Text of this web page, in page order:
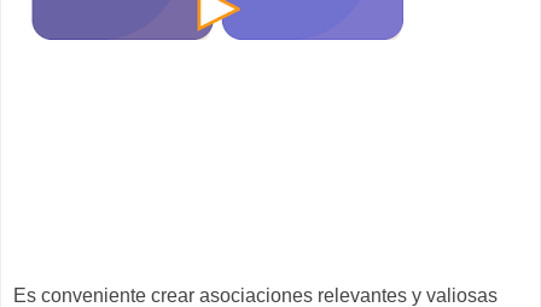
Es conveniente crear asociaciones relevantes y valiosas